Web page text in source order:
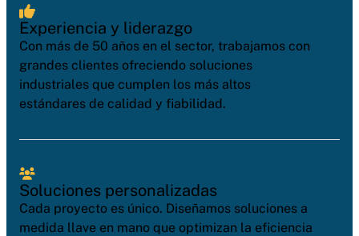
Experiencia y liderazgo
Con más de 50 años en el sector, trabajamos con
grandes clientes ofreciendo soluciones
industriales que cumplen los más altos
estándares de calidad y fiabilidad.
Soluciones personalizadas
Cada proyecto es único. Diseñamos soluciones a
medida llave en mano que optimizan la eficiencia